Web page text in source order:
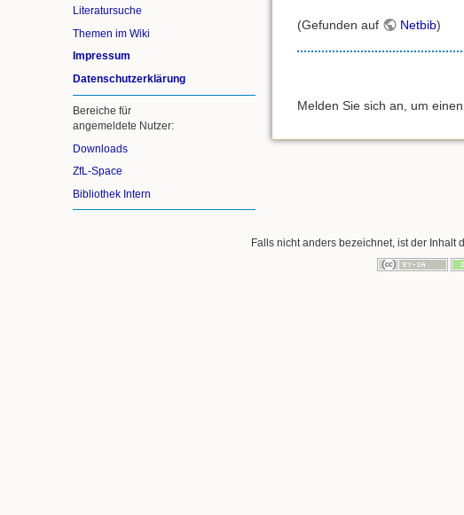
Literatursuche
Themen im Wiki
Impressum
Datenschutzerklärung
Bereiche für
angemeldete Nutzer:
Downloads
ZfL-Space
Bibliothek Intern
(Gefunden auf Netbib)
Melden Sie sich an, um
Falls nicht anders bezeichnet, ist der Inhalt